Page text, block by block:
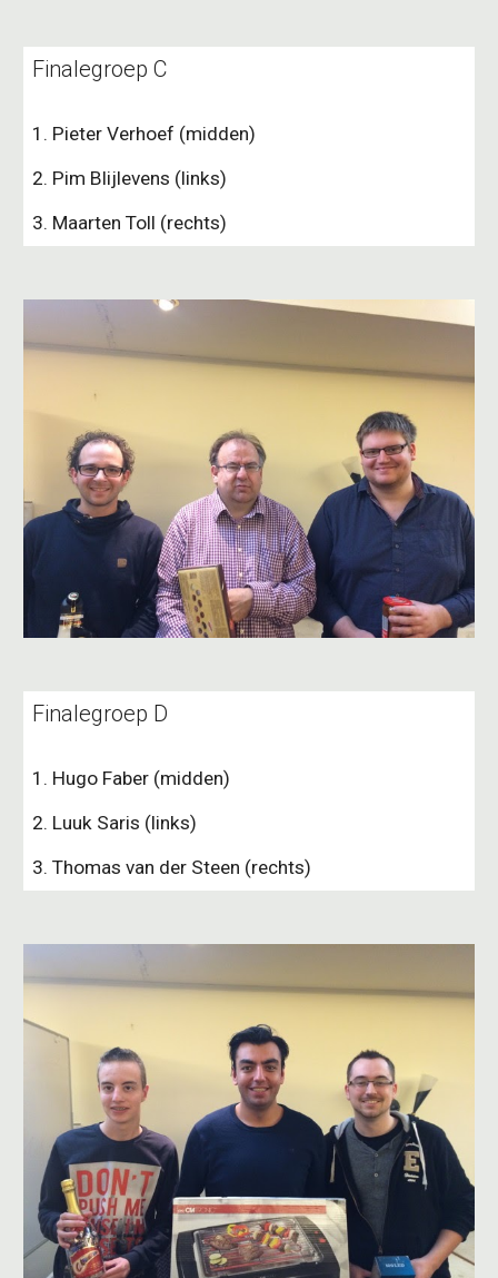
Finalegroep C
1. Pieter Verhoef (midden)
2. Pim Blijlevens (links)
3. Maarten Toll (rechts)
Finalegroep D
1. Hugo Faber (midden)
2. Luuk Saris (links)
3. Thomas van der Steen (rechts)